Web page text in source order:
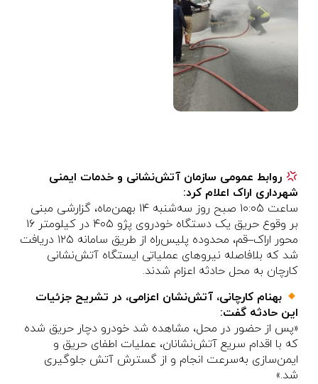
روابط عمومی سازمان آتش‌نشانی و خدمات ایمنی
شهرداری اراک اعلام کرد:
ساعت ۱۰:۰۵ صبح روز سه‌شنبه ۱۴ بهمن‌ماه، گزارشی مبنی
بر وقوع حریق یک دستگاه خودروی پژو ۴۰۵ در کیلومتر ۱۶
محور اراک–قم، محدوده پلیس‌راه از طریق سامانه ۱۲۵ دریافت
شد که بلافاصله نیروهای عملیاتی ایستگاه آتش‌نشانی
کارچان به محل حادثه اعزام شدند.
بهنام کارچانی، آتش‌نشان اعزامی، در تشریح جزئیات
این حادثه گفت:
«پس از حضور در محل، مشاهده شد خودرو دچار حریق شده
که با اقدام سریع آتش‌نشانان، عملیات اطفای حریق و
ایمن‌سازی به‌سرعت انجام و از گسترش آتش جلوگیری
شد.»